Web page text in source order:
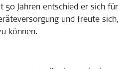
50 Jahren entschied er sich für
und freute sich,
können.